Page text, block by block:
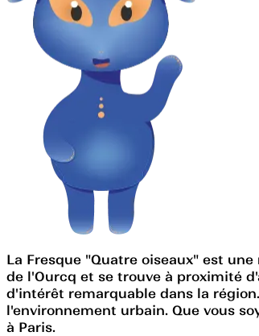
La Fresque "Quatre oiseaux" est
de l'Ourcq et se trouve à proximité
d'intérêt remarquable dans la
l'environnement urbain. Que vous
à Paris.